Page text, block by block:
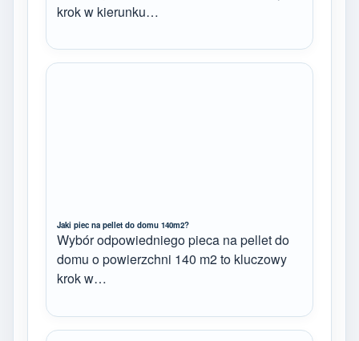
krok w kierunku…
Jaki piec na pellet do domu 140m2?
Wybór odpowiedniego pieca na pellet do
domu o powierzchni 140 m2 to kluczowy
krok w…